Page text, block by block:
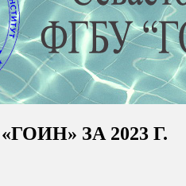
отделение
отделенияЗА 2023 Г.